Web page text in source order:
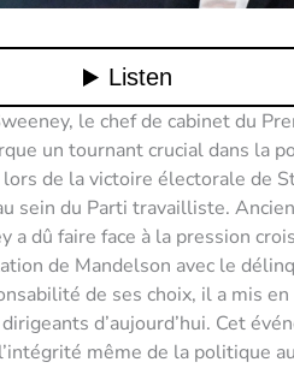
le chef de cabinet du
un tournant crucial dans la
de la victoire électorale de
sein du Parti travailliste.
a dû faire face à la pression
de Mandelson avec le
de ses choix, il a mis
d’aujourd’hui. Cet
même de la politique